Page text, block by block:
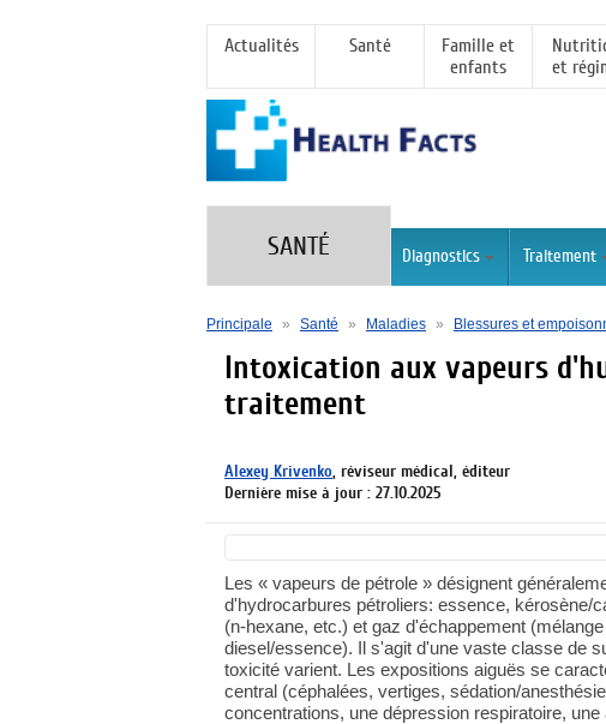
Actualités Santé
Famille et
enfants
et
SANTÉ Diagnostics Traitement
Principale » Santé » Maladies » Blessures et
Intoxication aux vapeurs
traitement
Alexey Krivenko, réviseur médical, éditeur
Dernière mise à jour : 27.10.2025
Les « vapeurs de pétrole » désignent
d'hydrocarbures pétroliers: essence, kérosène/
(n-hexane, etc.) et gaz d'échappement
diesel/essence). Il s'agit d'une vaste classe de
toxicité varient. Les expositions aiguës se
central (céphalées, vertiges, sédation/
concentrations, une dépression respiratoire,